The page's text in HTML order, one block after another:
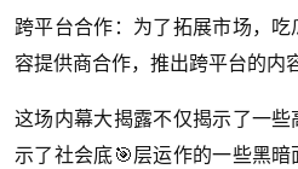
跨平台合作：为了拓展市场，
容提供商合作，推出跨平台的内
这场内幕大揭露不仅揭示了一
示了社会底🎯层运作的一些黑